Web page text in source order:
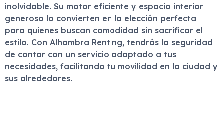
inolvidable. Su motor eficiente y espacio interior
generoso lo convierten en la elección perfecta
para quienes buscan comodidad sin sacrificar el
estilo. Con Alhambra Renting, tendrás la seguridad
de contar con un servicio adaptado a tus
necesidades, facilitando tu movilidad en la ciudad y
sus alrededores.